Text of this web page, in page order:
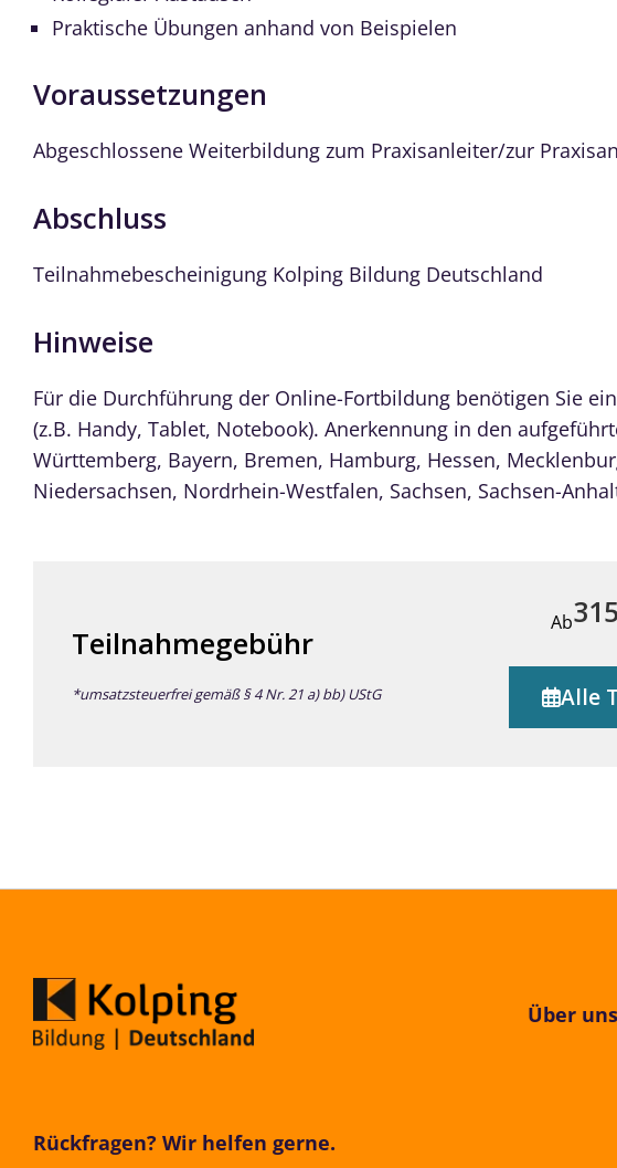
Praktische Übungen anhand von Beispielen
Voraussetzungen
Abgeschlossene Weiterbildung zum Praxisanleiter/zur
Abschluss
Teilnahmebescheinigung Kolping Bildung Deutschland
Hinweise
Für die Durchführung der Online-Fortbildung benötigen Sie
(z.B. Handy, Tablet, Notebook). Anerkennung in den
Württemberg, Bayern, Bremen, Hamburg, Hessen,
Niedersachsen, Nordrhein-Westfalen, Sachsen, Sachsen-
Teilnahmegebühr
*umsatzsteuerfrei gemäß § 4 Nr. 21 a) bb) UStG
Ab
Alle
Über uns
Rückfragen? Wir helfen gerne.